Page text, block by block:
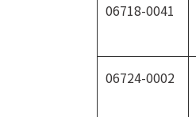
06718-0041
06724-0002